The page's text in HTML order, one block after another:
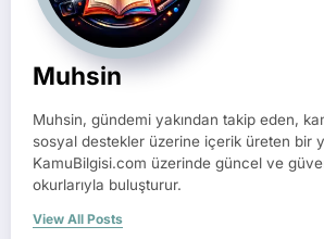
Muhsin
Muhsin, gündemi yakından takip eden,
sosyal destekler üzerine içerik üreten bir
KamuBilgisi.com üzerinde güncel ve
okurlarıyla buluşturur.
View All Posts